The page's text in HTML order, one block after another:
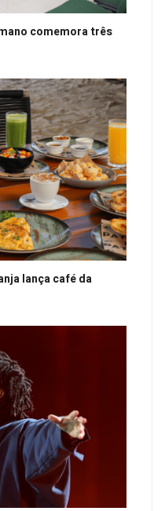
comemora três
lança café da